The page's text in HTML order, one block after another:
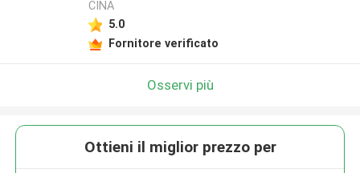
CINA
5.0
Fornitore verificato
Osservi più
Ottieni il miglior prezzo per